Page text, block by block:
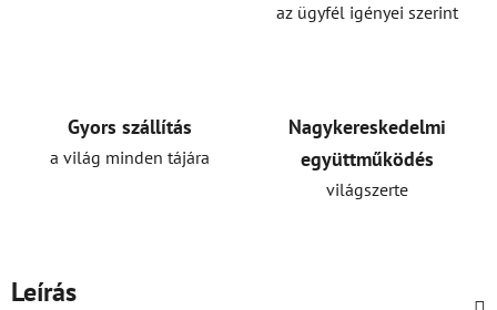
az ügyfél igényei szerint
Gyors szállítás
a világ minden tájára
Nagykereskedelmi
együttműködés
világszerte
Leírás